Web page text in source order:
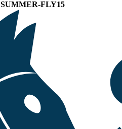
SUMMER-FLY15